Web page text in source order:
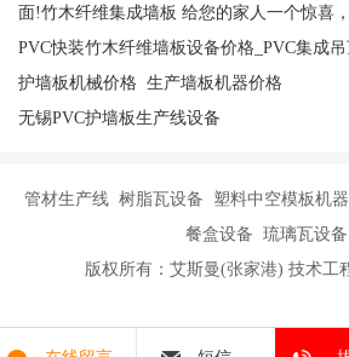
面!竹木纤维集成墙板 给您的家人一个惊喜
PVC快装竹木纤维墙板设备价格_PVC集成
护墙板机械价格 生产墙板机器价格
无锡PVC护墙板生产线设备
管材生产线 树脂瓦设备 塑料中空模板机
餐盒设备 琉璃瓦设备
版权所有：艾斯曼(张家港) 技术工